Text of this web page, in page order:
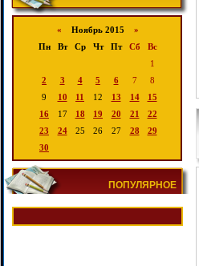
« Ноябрь 2015 »
Пн
Вт Ср Чт Пт Сб
Вс
1
2
3 4 5 6 7
8
9
10 11 12 13 14
15
16
17 18 19 20 21
22
23
24 25 26 27 28
29
30
ПОПУЛЯРНОЕ